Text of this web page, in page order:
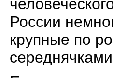
России
крупные по